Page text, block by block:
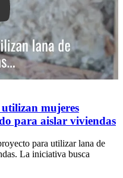
Mira el curioso material que
mujeres
para aislar viviendas
para utilizar lana de
La iniciativa busca